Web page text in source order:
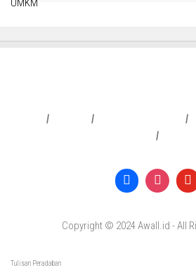
| | |
|
Copyright © 2024 Awall.id - All
Tulisan Peradaban